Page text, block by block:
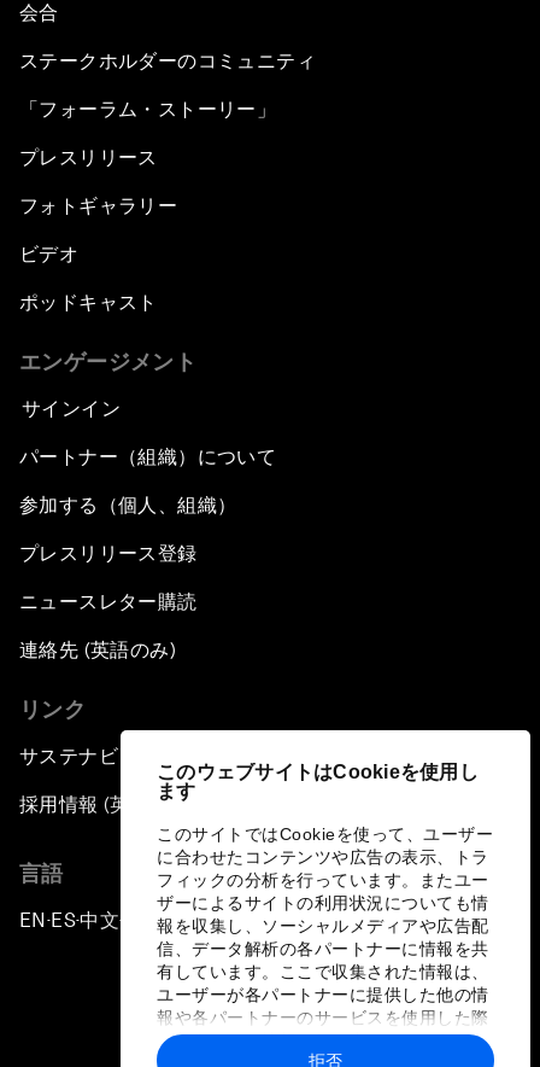
このウェブサイトはCookieを使用し
ます
このサイトではCookieを使って、ユーザー
に合わせたコンテンツや広告の表示、トラ
フィックの分析を行っています。またユー
ザーによるサイトの利用状況についても情
報を収集し、ソーシャルメディアや広告配
信、データ解析の各パートナーに情報を共
有しています。ここで収集された情報は、
ユーザーが各パートナーに提供した他の情
報や各パートナーのサービスを使用した際
に収集された情報と組み合わされ、各パー
拒否
会合
ステークホルダーのコミュニティ
「フォーラム・ストーリー」
プレスリリース
フォトギャラリー
ビデオ
ポッドキャスト
エンゲージメント
サインイン
パートナー（組織）について
参加する（個人、組織）
プレスリリース登録
ニュースレター購読
連絡先 (英語のみ)
リンク
サステナビリティへの取り組み
採用情報 (英語のみ)
言語
EN ▪ES▪中文▪ 日本語